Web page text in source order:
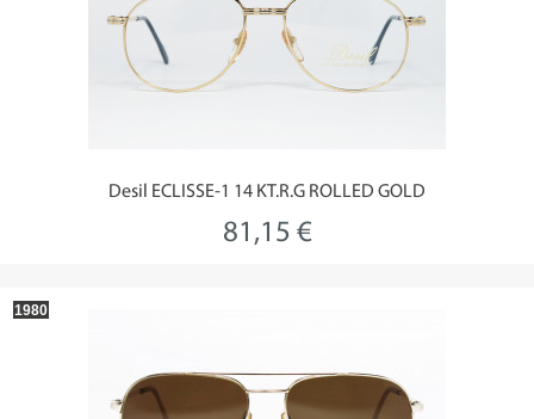
Desil ECLISSE-1 14 KT.R.G ROLLED GOLD
81,15 €
1980